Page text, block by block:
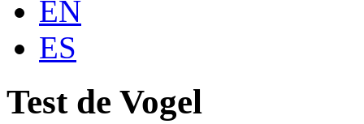
EN
ES
Test de Vogel